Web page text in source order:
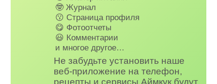
🤓 Журнал
😗 Страница профиля
😋 Фотоотчеты
😃 Комментарии
и многое другое…
Не забудьте установить наше
веб-приложение на телефон,